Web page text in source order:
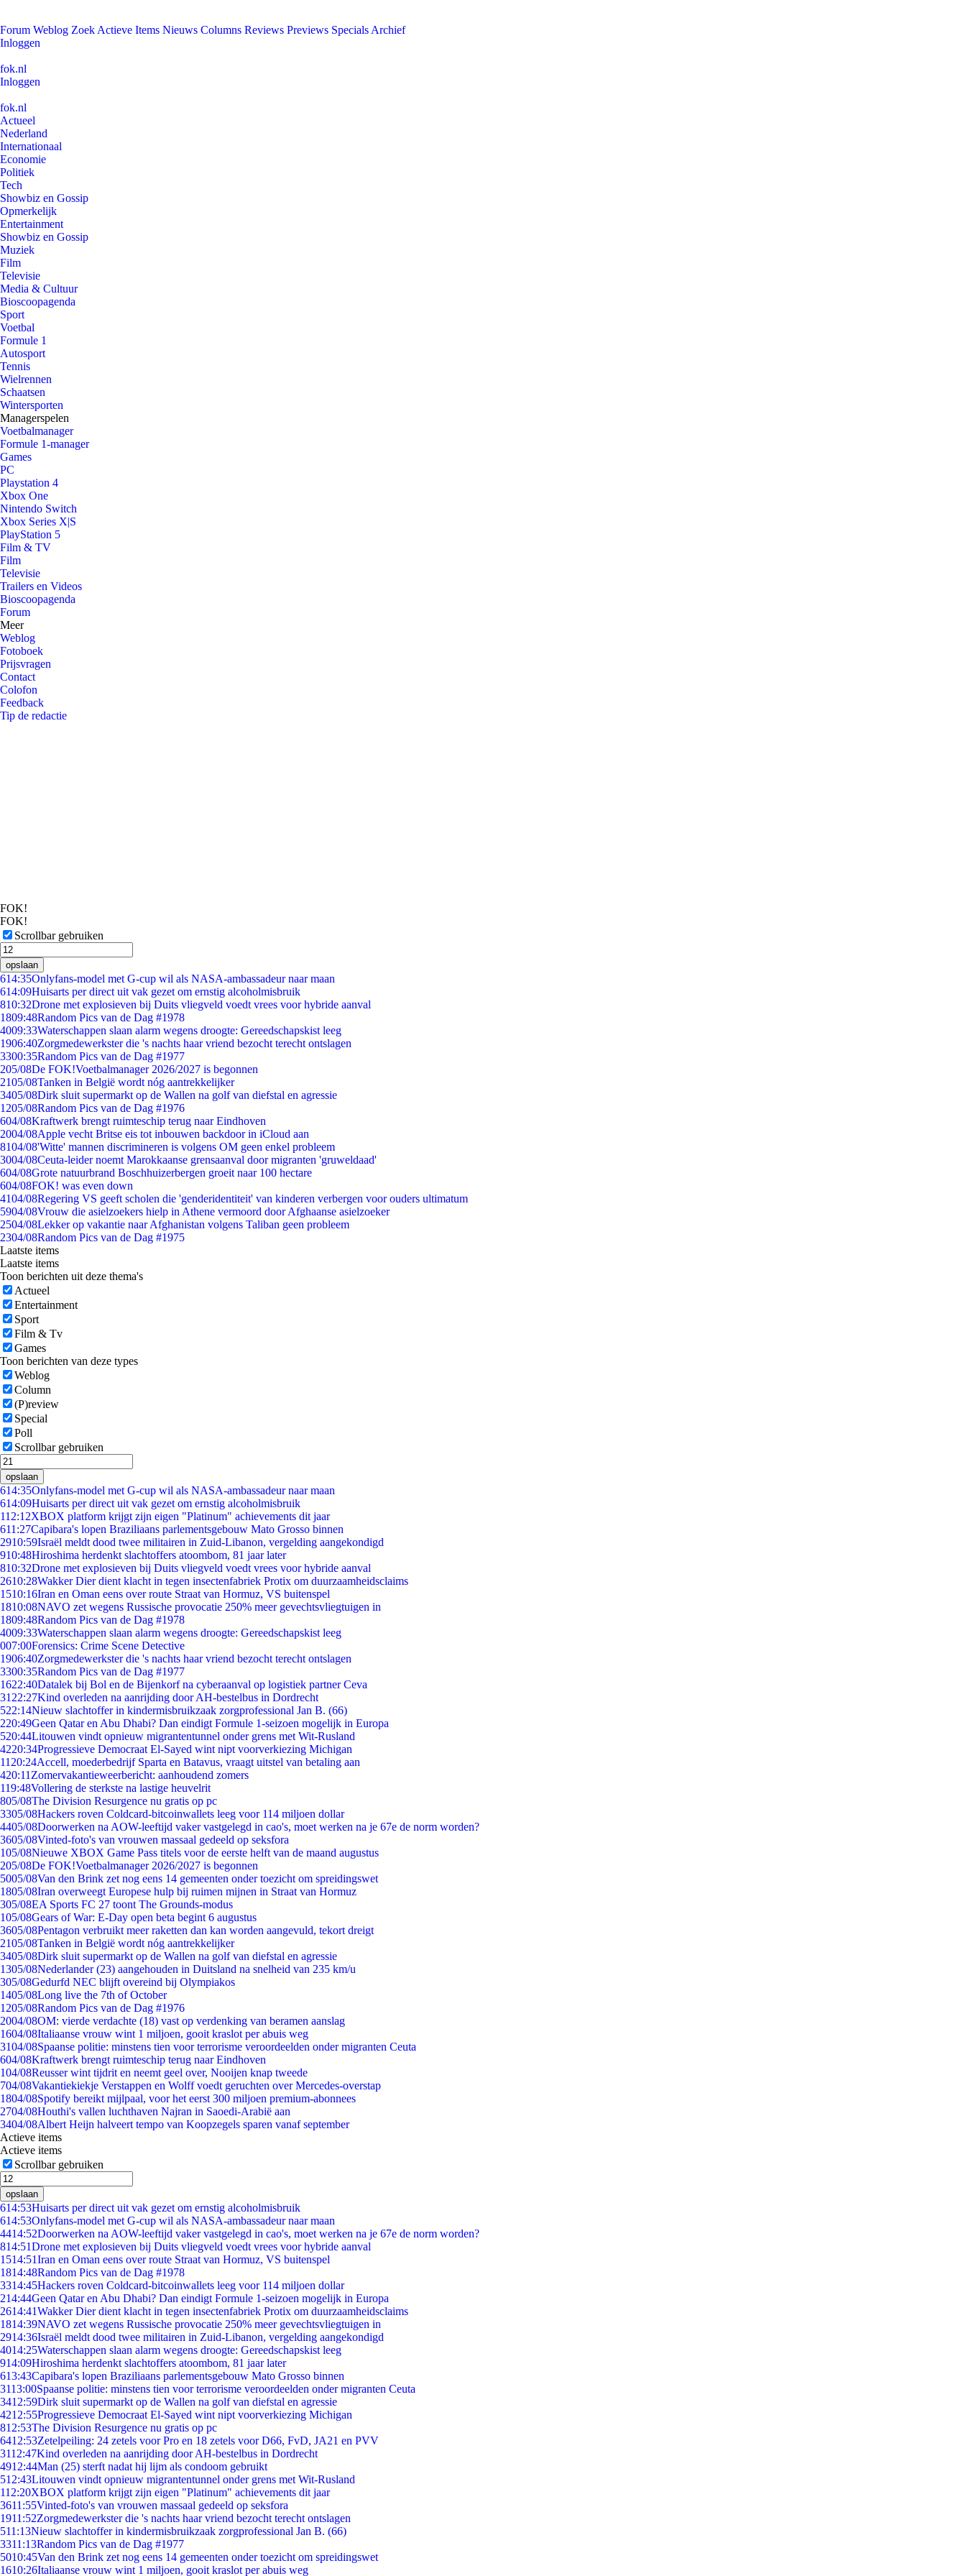
Forum Weblog Zoek Actieve Items Nieuws Columns Reviews Previews Specials Archief
Inloggen
fok.nl
Inloggen
fok.nl
Actueel
Nederland
Internationaal
Economie
Politiek
Tech
Showbiz en Gossip
Opmerkelijk
Entertainment
Showbiz en Gossip
Muziek
Film
Televisie
Media & Cultuur
Bioscoopagenda
Sport
Voetbal
Formule 1
Autosport
Tennis
Wielrennen
Schaatsen
Wintersporten
Managerspelen
Voetbalmanager
Formule 1-manager
Games
PC
Playstation 4
Xbox One
Nintendo Switch
Xbox Series X|S
PlayStation 5
Film & TV
Film
Televisie
Trailers en Videos
Bioscoopagenda
Forum
Meer
Weblog
Fotoboek
Prijsvragen
Contact
Colofon
Feedback
Tip de redactie
FOK!
FOK!
Scrollbar gebruiken
opslaan
614:35Onlyfans-model met G-cup wil als NASA-ambassadeur naar maan
614:09Huisarts per direct uit vak gezet om ernstig alcoholmisbruik
810:32Drone met explosieven bij Duits vliegveld voedt vrees voor hybride aanval
1809:48Random Pics van de Dag #1978
4009:33Waterschappen slaan alarm wegens droogte: Gereedschapskist leeg
1906:40Zorgmedewerkster die 's nachts haar vriend bezocht terecht ontslagen
3300:35Random Pics van de Dag #1977
205/08De FOK!Voetbalmanager 2026/2027 is begonnen
2105/08Tanken in België wordt nóg aantrekkelijker
3405/08Dirk sluit supermarkt op de Wallen na golf van diefstal en agressie
1205/08Random Pics van de Dag #1976
604/08Kraftwerk brengt ruimteschip terug naar Eindhoven
2004/08Apple vecht Britse eis tot inbouwen backdoor in iCloud aan
8104/08'Witte' mannen discrimineren is volgens OM geen enkel probleem
3004/08Ceuta-leider noemt Marokkaanse grensaanval door migranten 'gruweldaad'
604/08Grote natuurbrand Boschhuizerbergen groeit naar 100 hectare
604/08FOK! was even down
4104/08Regering VS geeft scholen die 'genderidentiteit' van kinderen verbergen voor ouders ultimatum
5904/08Vrouw die asielzoekers hielp in Athene vermoord door Afghaanse asielzoeker
2504/08Lekker op vakantie naar Afghanistan volgens Taliban geen probleem
2304/08Random Pics van de Dag #1975
Laatste items
Laatste items
Toon berichten uit deze thema's
Actueel
Entertainment
Sport
Film & Tv
Games
Toon berichten van deze types
Weblog
Column
(P)review
Special
Poll
Scrollbar gebruiken
opslaan
614:35Onlyfans-model met G-cup wil als NASA-ambassadeur naar maan
614:09Huisarts per direct uit vak gezet om ernstig alcoholmisbruik
112:12XBOX platform krijgt zijn eigen "Platinum" achievements dit jaar
611:27Capibara's lopen Braziliaans parlementsgebouw Mato Grosso binnen
2910:59Israël meldt dood twee militairen in Zuid-Libanon, vergelding aangekondigd
910:48Hiroshima herdenkt slachtoffers atoombom, 81 jaar later
810:32Drone met explosieven bij Duits vliegveld voedt vrees voor hybride aanval
2610:28Wakker Dier dient klacht in tegen insectenfabriek Protix om duurzaamheidsclaims
1510:16Iran en Oman eens over route Straat van Hormuz, VS buitenspel
1810:08NAVO zet wegens Russische provocatie 250% meer gevechtsvliegtuigen in
1809:48Random Pics van de Dag #1978
4009:33Waterschappen slaan alarm wegens droogte: Gereedschapskist leeg
007:00Forensics: Crime Scene Detective
1906:40Zorgmedewerkster die 's nachts haar vriend bezocht terecht ontslagen
3300:35Random Pics van de Dag #1977
1622:40Datalek bij Bol en de Bijenkorf na cyberaanval op logistiek partner Ceva
31 22:27Kind overleden na aanrijding door AH-bestelbus in Dordrecht
522:14Nieuw slachtoffer in kindermisbruikzaak zorgprofessional Jan B. (66)
220:49Geen Qatar en Abu Dhabi? Dan eindigt Formule 1-seizoen mogelijk in Europa
520:44Litouwen vindt opnieuw migrantentunnel onder grens met Wit-Rusland
4220:34Progressieve Democraat El-Sayed wint nipt voorverkiezing Michigan
11 20:24Accell, moederbedrijf Sparta en Batavus, vraagt uitstel van betaling aan
420:11 Zomervakantieweerbericht: aanhoudend zomers
119:48Vollering de sterkste na lastige heuvelrit
805/08The Division Resurgence nu gratis op pc
3305/08Hackers roven Coldcard-bitcoinwallets leeg voor 114 miljoen dollar
4405/08Doorwerken na AOW-leeftijd vaker vastgelegd in cao's, moet werken na je 67e de norm worden?
3605/08Vinted-foto's van vrouwen massaal gedeeld op seksfora
105/08Nieuwe XBOX Game Pass titels voor de eerste helft van de maand augustus
205/08De FOK!Voetbalmanager 2026/2027 is begonnen
5005/08Van den Brink zet nog eens 14 gemeenten onder toezicht om spreidingswet
1805/08Iran overweegt Europese hulp bij ruimen mijnen in Straat van Hormuz
305/08EA Sports FC 27 toont The Grounds-modus
105/08Gears of War: E-Day open beta begint 6 augustus
3605/08Pentagon verbruikt meer raketten dan kan worden aangevuld, tekort dreigt
2105/08Tanken in België wordt nóg aantrekkelijker
3405/08Dirk sluit supermarkt op de Wallen na golf van diefstal en agressie
1305/08Nederlander (23) aangehouden in Duitsland na snelheid van 235 km/u
305/08Gedurfd NEC blijft overeind bij Olympiakos
1405/08Long live the 7th of October
1205/08Random Pics van de Dag #1976
2004/08OM: vierde verdachte (18) vast op verdenking van beramen aanslag
1604/08Italiaanse vrouw wint 1 miljoen, gooit kraslot per abuis weg
3104/08Spaanse politie: minstens tien voor terrorisme veroordeelden onder migranten Ceuta
604/08Kraftwerk brengt ruimteschip terug naar Eindhoven
104/08Reusser wint tijdrit en neemt geel over, Nooijen knap tweede
704/08Vakantiekiekje Verstappen en Wolff voedt geruchten over Mercedes-overstap
1804/08Spotify bereikt mijlpaal, voor het eerst 300 miljoen premium-abonnees
2704/08Houthi's vallen luchthaven Najran in Saoedi-Arabië aan
3404/08Albert Heijn halveert tempo van Koopzegels sparen vanaf september
Actieve items
Actieve items
Scrollbar gebruiken
opslaan
614:53Huisarts per direct uit vak gezet om ernstig alcoholmisbruik
614:53Onlyfans-model met G-cup wil als NASA-ambassadeur naar maan
4414:52Doorwerken na AOW-leeftijd vaker vastgelegd in cao's, moet werken na je 67e de norm worden?
814:51Drone met explosieven bij Duits vliegveld voedt vrees voor hybride aanval
1514:51Iran en Oman eens over route Straat van Hormuz, VS buitenspel
1814:48Random Pics van de Dag #1978
3314:45Hackers roven Coldcard-bitcoinwallets leeg voor 114 miljoen dollar
214:44Geen Qatar en Abu Dhabi? Dan eindigt Formule 1-seizoen mogelijk in Europa
2614:41Wakker Dier dient klacht in tegen insectenfabriek Protix om duurzaamheidsclaims
1814:39NAVO zet wegens Russische provocatie 250% meer gevechtsvliegtuigen in
2914:36Israël meldt dood twee militairen in Zuid-Libanon, vergelding aangekondigd
4014:25Waterschappen slaan alarm wegens droogte: Gereedschapskist leeg
914:09Hiroshima herdenkt slachtoffers atoombom, 81 jaar later
613:43Capibara's lopen Braziliaans parlementsgebouw Mato Grosso binnen
3113:00Spaanse politie: minstens tien voor terrorisme veroordeelden onder migranten Ceuta
3412:59Dirk sluit supermarkt op de Wallen na golf van diefstal en agressie
4212:55Progressieve Democraat El-Sayed wint nipt voorverkiezing Michigan
812:53The Division Resurgence nu gratis op pc
6412:53Zetelpeiling: 24 zetels voor Pro en 18 zetels voor D66, FvD, JA21 en PVV
3112:47Kind overleden na aanrijding door AH-bestelbus in Dordrecht
4912:44Man (25) sterft nadat hij lijm als condoom gebruikt
512:43Litouwen vindt opnieuw migrantentunnel onder grens met Wit-Rusland
112:20XBOX platform krijgt zijn eigen "Platinum" achievements dit jaar
3611:55Vinted-foto's van vrouwen massaal gedeeld op seksfora
1911:52Zorgmedewerkster die 's nachts haar vriend bezocht terecht ontslagen
511:13Nieuw slachtoffer in kindermisbruikzaak zorgprofessional Jan B. (66)
3311:13Random Pics van de Dag #1977
5010:45Van den Brink zet nog eens 14 gemeenten onder toezicht om spreidingswet
1610:26Italiaanse vrouw wint 1 miljoen, gooit kraslot per abuis weg